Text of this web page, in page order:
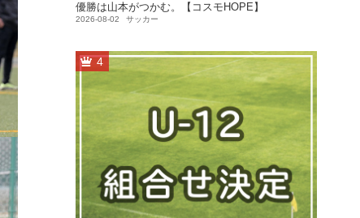
優勝は山本がつかむ。【コスモHOPE】
2026-08-02 サッカー
4